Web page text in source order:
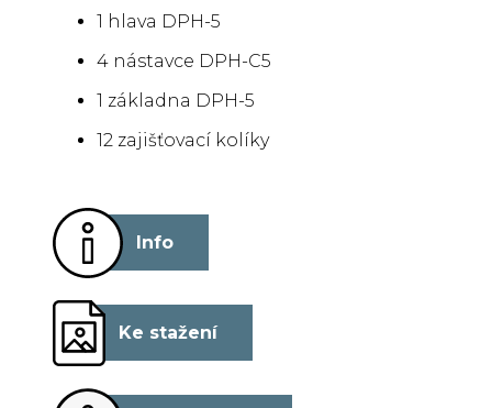
1 hlava DPH-5
4 nástavce DPH-C5
1 základna DPH-5
12 zajišťovací kolíky
Info
Ke stažení